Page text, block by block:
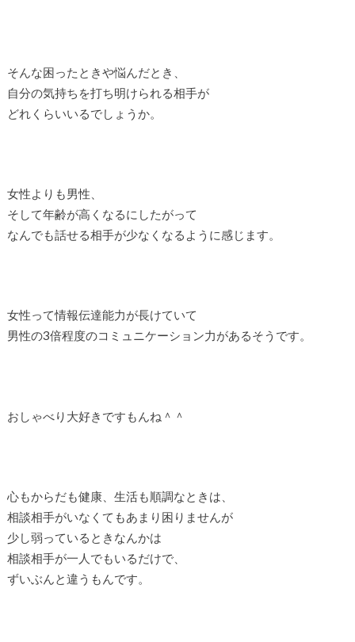
そんな困ったときや悩んだとき、
自分の気持ちを打ち明けられる相手が
どれくらいいるでしょうか。
女性よりも男性、
そして年齢が高くなるにしたがって
なんでも話せる相手が少なくなるように感じます。
女性って情報伝達能力が長けていて
男性の3倍程度のコミュニケーション力があるそうです。
おしゃべり大好きですもんね＾＾
心もからだも健康、生活も順調なときは、
相談相手がいなくてもあまり困りませんが
少し弱っているときなんかは
相談相手が一人でもいるだけで、
ずいぶんと違うもんです。